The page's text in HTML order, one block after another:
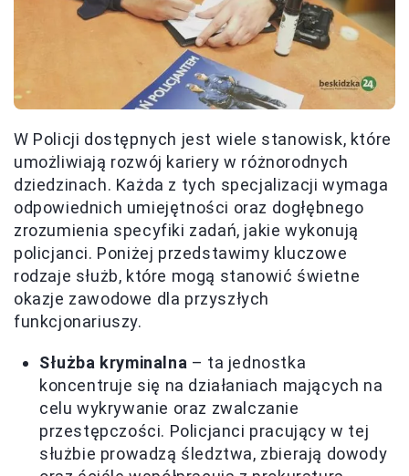
W Policji dostępnych jest wiele stanowisk, które
umożliwiają rozwój kariery w różnorodnych
dziedzinach. Każda z tych specjalizacji wymaga
odpowiednich umiejętności oraz dogłębnego
zrozumienia specyfiki zadań, jakie wykonują
policjanci. Poniżej przedstawimy kluczowe
rodzaje służb, które mogą stanowić świetne
okazje zawodowe dla przyszłych
funkcjonariuszy.
Służba kryminalna – ta jednostka
koncentruje się na działaniach mających na
celu wykrywanie oraz zwalczanie
przestępczości. Policjanci pracujący w tej
służbie prowadzą śledztwa, zbierają dowody